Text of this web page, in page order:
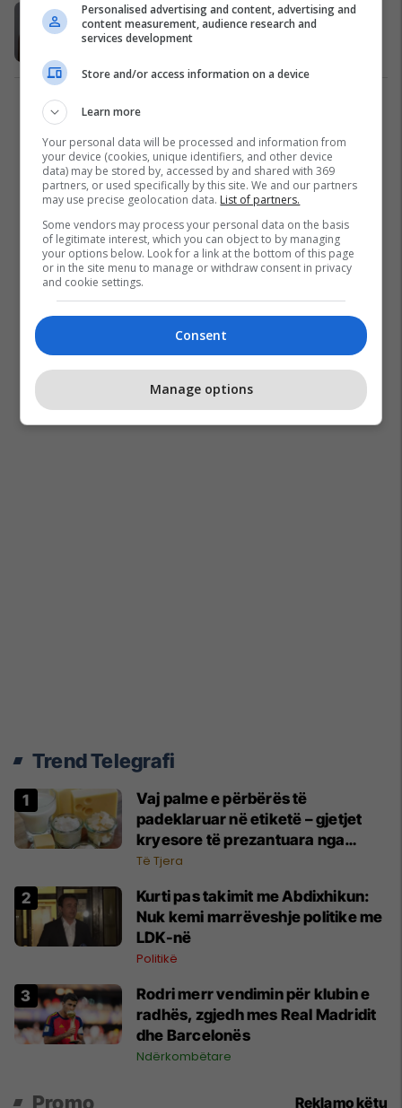
'Shpërthen' fruthi në shkollat e
Anglisë
Trend Telegrafi
Vaj palme e përbërës të
padeklaruar në etiketë – gjetjet
kryesore të prezantuara nga
AUV-i pas kontrollit në sektorin e
Të Tjera
Kurti pas takimit me Abdixhikun:
Nuk kemi marrëveshje politike me
LDK-në
Politikë
Rodri merr vendimin për klubin e
radhës, zgjedh mes Real Madridit
dhe Barcelonës
Ndërkombëtare
Promo Reklamo këtu
Personalised advertising and content, advertising and
content measurement, audience research and
services development
Store and/or access information on a device
Learn more
Your personal data will be processed and information from
your device (cookies, unique identifiers, and other device
data) may be stored by, accessed by and shared with 369
partners, or used specifically by this site. We and our partners
may use precise geolocation data. List of partners.
Some vendors may process your personal data on the basis
of legitimate interest, which you can object to by managing
your options below. Look for a link at the bottom of this page
or in the site menu to manage or withdraw consent in privacy
and cookie settings.
Consent
Manage options